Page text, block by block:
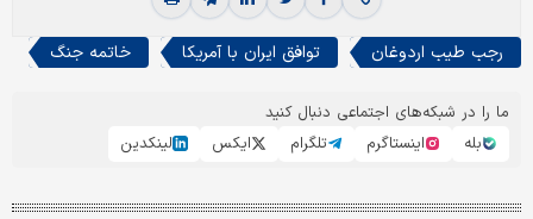
رجب طیب اردوغان توافق ایران با آمریکا خاتمه جنگ
ما را در شبکه‌های اجتماعی دنبال کنید
بله
اینستاگرم تلگرام ایکس لینکدین